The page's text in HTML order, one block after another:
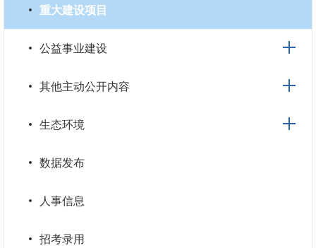
重大建设项目
公益事业建设
其他主动公开内容
生态环境
数据发布
人事信息
招考录用